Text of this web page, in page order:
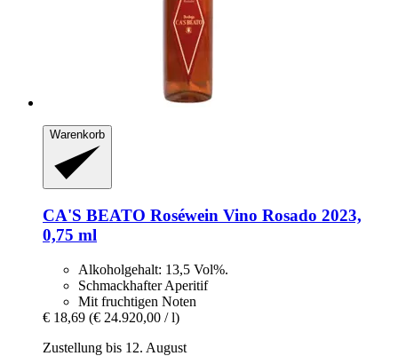
Warenkorb
CA'S BEATO Roséwein Vino Rosado 2023,
0,75 ml
Alkoholgehalt: 13,5 Vol%.
Schmackhafter Aperitif
Mit fruchtigen Noten
€ 18,69 (€ 24.920,00 / l)
Zustellung bis 12. August